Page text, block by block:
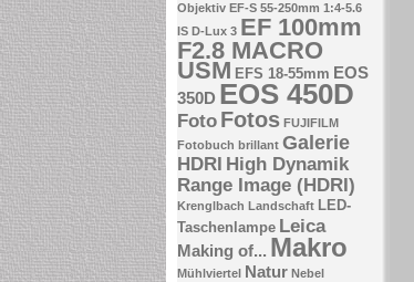
Objektiv EF-S 55-250mm 1:4-5.6
IS D-Lux 3 EF 100mm
F2.8 MACRO
USM EFS 18-55mm EOS
350D EOS 450D
Foto Fotos FUJIFILM
Fotobuch brillant Galerie
HDRI High Dynamik
Range Image (HDRI)
Krenglbach Landschaft LED-
Taschenlampe Leica
Making of... Makro
Mühlviertel Natur Nebel